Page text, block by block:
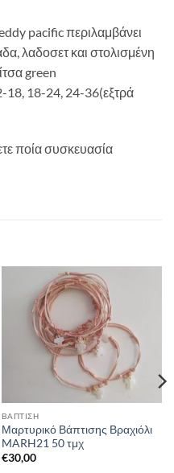
pacific περιλαμβάνει
λαδοσετ και στολισμένη
green
18, 18-24, 24-36(εξτρά
ποία συσκευασία
ΒΑΠΤΙΣΗ
Μαρτυρικό Βάπτισης Βραχιόλι
MARH21 50 τμχ
€30,00